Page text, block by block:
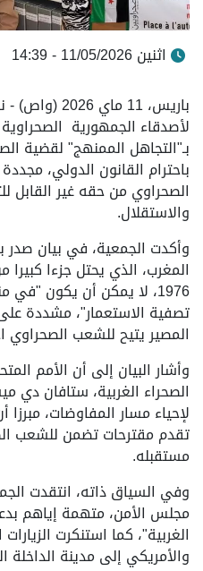
اثنين 11/05/2026 - 14:39
باريس، 11
لأصدقاء الجمهورية
بـ"التجاهل الممنهج" لقضية
باحترام القانون الدولي،
الصحراوي من حقه غير القابل
والاستقلال.
وأكدت الجمعية، في بيان صدر
المغرب، الذي يحتل جزءا كبيرا
1976، لا يمكن أن يكون
تصفية الاستعمار"، مشددة
المصير يتيح للشعب الصحراوي
وأشار البيان إلى أن الأمم
الصحراء الغربية، ستافان دي
لإحياء مسار المفاوضات،
تقدم مقترحات تضمن للشعب
مستقبله.
وفي السياق ذاته، انتقدت
مجلس الأمن، متهمة إياهم
الغربية"، كما استنكرت
والأمريكي إلى مدينة الداخلة